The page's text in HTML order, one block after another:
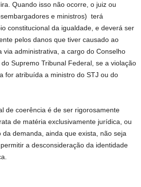
Quando isso não ocorre, o juiz ou
e ministros) terá
constitucional da igualdade, e deverá ser
pelos danos que tiver causado ao
via administrativa, a cargo do Conselho
Supremo Tribunal Federal, se a violação
for atribuída a ministro do STJ ou do
de coerência é de ser rigorosamente
de matéria exclusivamente jurídica, ou
demanda, ainda que exista, não seja
a desconsideração da identidade